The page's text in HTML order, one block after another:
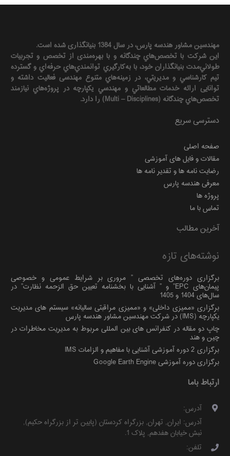
مهندسين مشاور هندسه‌ پارس، در سال 1384 بنیانگذاری شده است.
این شرکت با تخصص‌هاي چندگانه و با بهره‌مندی از تخصص و تجربيات
طولاني‌مدت بنيانگذاران خود، با به‌كارگيري توانمندي‌هاي حرفه‌اي و گسترده
تيم كارشناسي و مديريتي، در زمينه‌هاي متنوع مهندسی فعاليت داشته و
توانایی ارائه خدمات مطالعاتي و مهندسي يكپارچه در پروژه‌هاي نيازمند
تخصص‌هاي چندگانه (Multi – Disciplines) را دارد.
دسترسی سریع
صفحه اصلی
مقالات و فایل های آموزشی
رضایت نامه ها و تقدیر نامه ها
معرفی هندسه پارس
پروژه ها
تماس با ما
آخرین مطالب
نوشته‌های تازه
برگزاری دوره‌های تخصصی ” مروری بر شرایط عمومی و خصوصی
پیمان‌های EPC” و ” آشنایی با بخشنامه تعیین حق الزحمه نظارت” در
سال‌های 1404 و 1405
برگزاری «ممیزی داخلی» و «ممیزی مراقبتی سالیانه» سیستم های مدیریت
یکپارچه (IMS) در شرکت مهندسین مشاور هندسه پارس
چاپ دو مقاله در کنفرانس های بین المللی مربوط به مدیریت مخاطرات در
چین و هند
برگزاری 2 دوره آموزشی آشنایی با مفاهیم و الزامات IMS
برگزاری دوره آموزشی Google Earth Engine
ارتباط باما
آدرس:
آدرس: ایران, تهران, بزرگراه کردستان (پایین تر از بزرگراه حکیم),
نبش خیابان هفدهم, پلاک 1 .
تلفن: